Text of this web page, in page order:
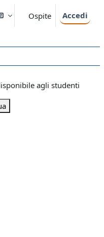
Ospite Accedi
agli studenti